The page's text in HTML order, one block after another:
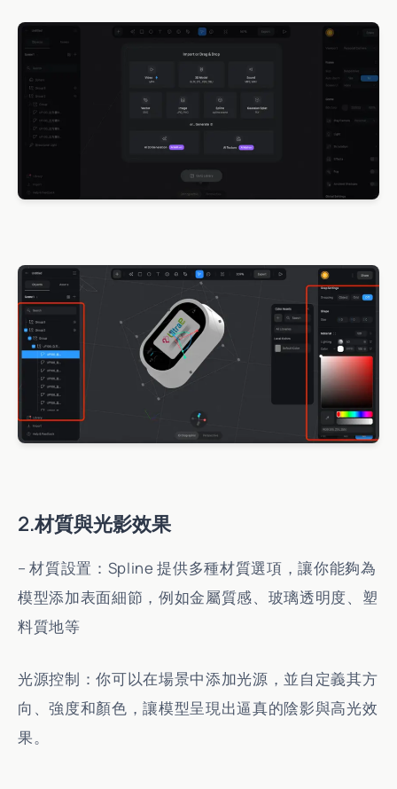
2.材質與光影效果
– 材質設置：Spline 提供多種材質選項，讓你能夠為
模型添加表面細節，例如金屬質感、玻璃透明度、塑
料質地等
光源控制：你可以在場景中添加光源，並自定義其方
向、強度和顏色，讓模型呈現出逼真的陰影與高光效
果。